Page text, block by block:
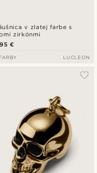
v zlatej farbe s
zirkónmi
€
LUCLEON